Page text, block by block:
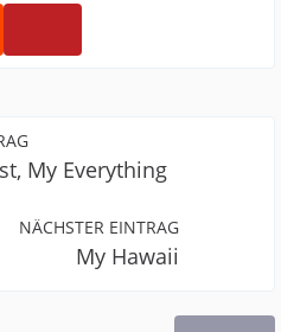
My Everything
NÄCHSTER EINTRAG
My Hawaii